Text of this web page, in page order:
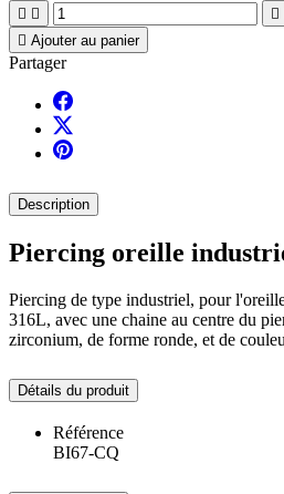
  
 Ajouter au panier
Partager
Description
Piercing oreille
Piercing de type industriel, pour
316L, avec une chaine au centre du
zirconium, de forme ronde, et de
Détails du produit
Référence
BI67-CQ